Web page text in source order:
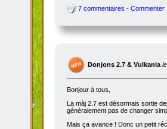
7 commentaires - Commenter
Donjons 2.7 & Vulkania
Bonjour à tous,
La màj 2.7 est désormais sortie
généralement pas de changer
Mais ça avance ! Donc un petit